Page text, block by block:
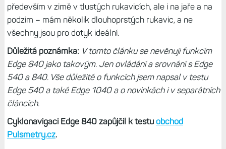
především v zimě v tlustých rukavicích, ale i na jaře a na
podzim – mám několik dlouhoprstých rukavic, a ne
všechny jsou pro dotyk ideální.
Důležitá poznámka: V tomto článku se nevěnuji funkcím
Edge 840 jako takovým. Jen ovládání a srovnání s Edge
540 a 840. Vše důležité o funkcích jsem napsal v testu
Edge 540 a také Edge 1040 a o novinkách i v separátních
článcích.
Cyklonavigaci Edge 840 zapůjčil k testu obchod
Pulsmetry.cz.